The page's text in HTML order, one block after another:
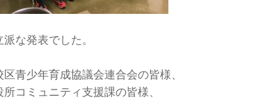
派な発表でした。
区青少年育成協議会連合会の皆様、
所コミュニティ支援課の皆様、